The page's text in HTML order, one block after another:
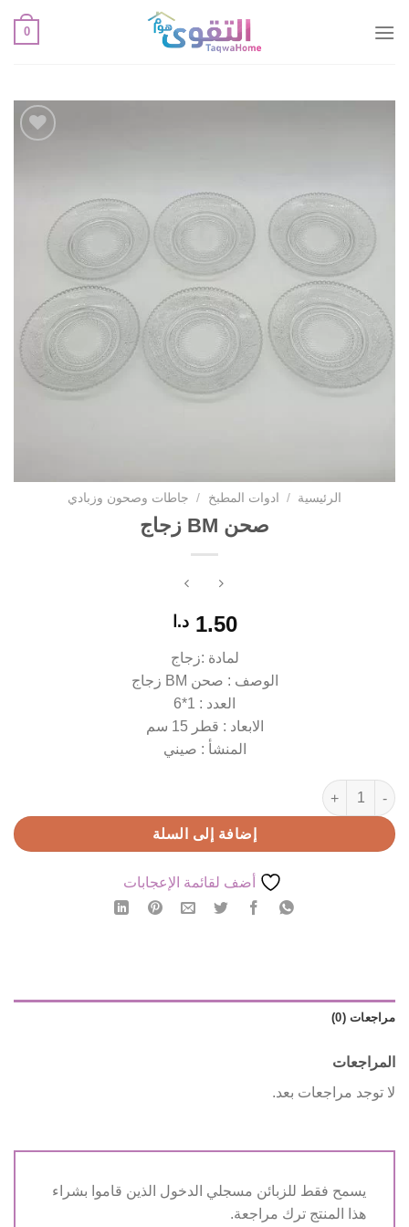
0
الإعجابات
الرئيسية / ادوات المطبخ / جاطات وصحون وزبادي
صحن BM زجاج
1.50 د.ا
لمادة :زجاج
الوصف : صحن BM زجاج
العدد : 1*6
الابعاد : قطر 15 سم
المنشأ : صيني
كمية صحن BM زجاج
إضافة إلى السلة
أضف لقائمة الإعجابات
مراجعات (0)
المراجعات
لا توجد مراجعات بعد.
يسمح فقط للزبائن مسجلي الدخول الذين قاموا بشراء
هذا المنتج ترك مراجعة.